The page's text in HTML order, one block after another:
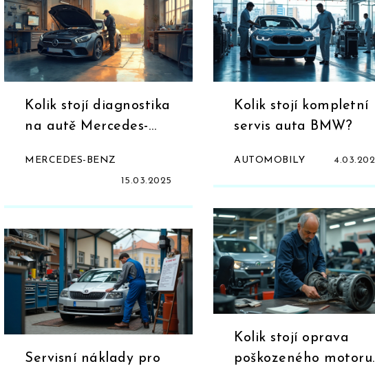
Kolik stojí diagnostika
na autě Mercedes-
MERCEDES-BENZ
15.03.2025
Kolik stojí kompletní
servis auta BMW?
AUTOMOBILY
Kolik stojí oprava
poškozeného motoru
Servisní náklady pro